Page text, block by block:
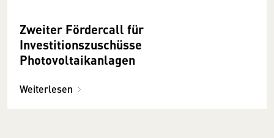
Zweiter Fördercall für
Investitionszuschüsse
Photovoltaikanlagen
Weiterlesen